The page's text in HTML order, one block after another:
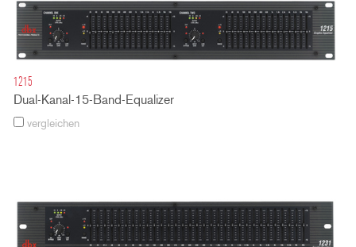
1215
Dual-Kanal-15-Band-Equalizer
vergleichen